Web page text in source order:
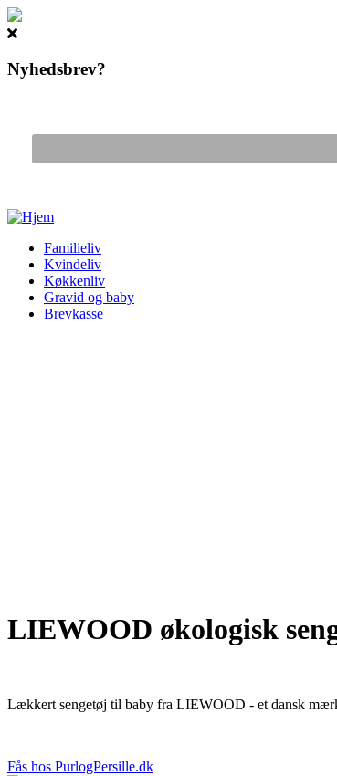
Nyhedsbrev?
Gå til hovedindhold
Familieliv
Kvindeliv
Køkkenliv
Gravid og baby
Brevkasse
LIEWOOD økologisk
Lækkert sengetøj til baby fra LIEWOOD - et dansk
Fås hos PurlogPersille.dk